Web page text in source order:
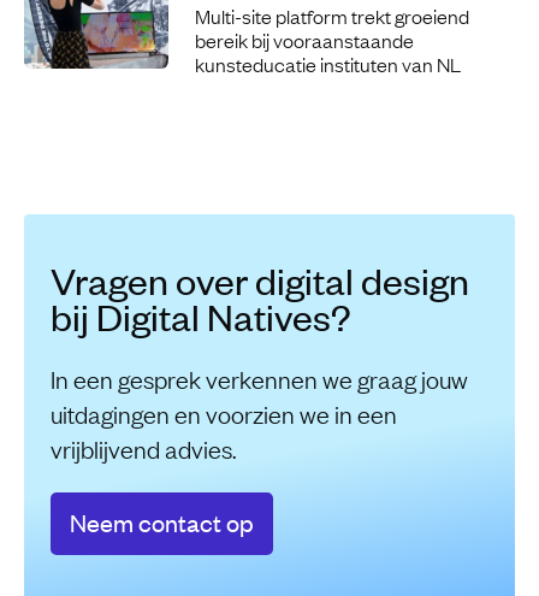
Multi-site platform trekt groeiend
bereik bij vooraanstaande
kunsteducatie instituten van NL
Vragen over digital design
bij Digital Natives?
In een gesprek verkennen we graag jouw
uitdagingen en voorzien we in een
vrijblijvend advies.
Neem contact op